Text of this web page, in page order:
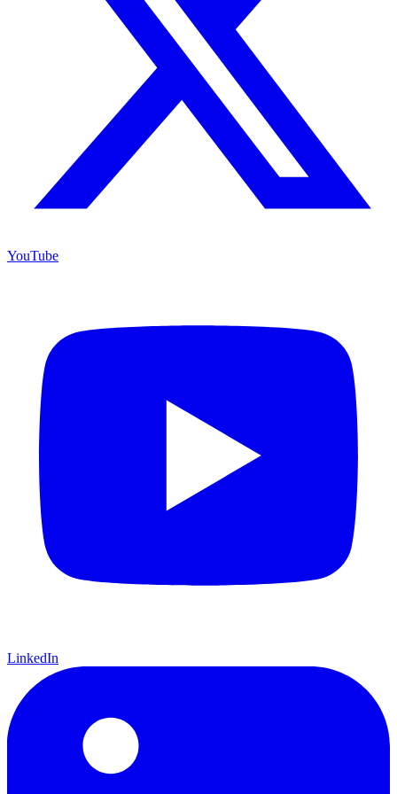
YouTube
LinkedIn